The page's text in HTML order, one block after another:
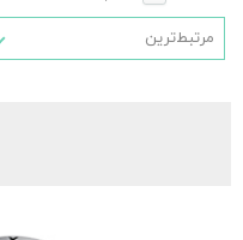
مرتبط‌ترین